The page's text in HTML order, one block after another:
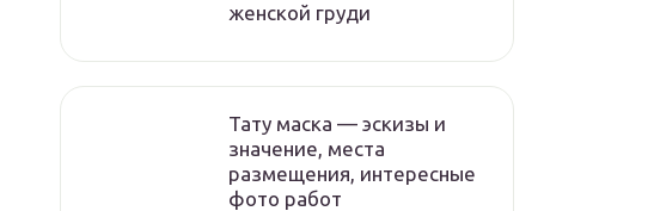
женской груди
Тату маска — эскизы и
значение, места
размещения, интересные
фото работ